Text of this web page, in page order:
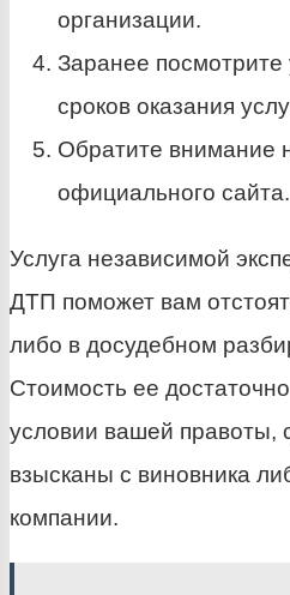
организации.
Заранее посмотрите
сроков оказания
Обратите внимание
официального сайта.
Услуга независимой
ДТП поможет вам
либо в досудебном
Стоимость ее
условии вашей правоты,
взысканы с виновника
компании.